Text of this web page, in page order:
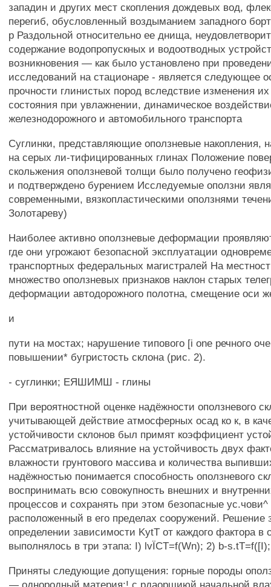
западин и других мест скопления дождевых вод,
перегиб, обусловленный воздыманием западного
р Раздольной относительно ее днища,
содержание водопропускных и водоотводных
возникновения — как было установлено при
исследований на стационаре - является следующее
прочности глинистых пород вследствие изменения
состояния при увлажнении, динамическое
железнодорожного и автомобильного транспорта
Суглинки, представляющие оползневые накопления,
на серых ли-тифицированных глинах Положение
скольжения оползневой толщи было получено
и подтверждено бурением Исследуемые оползни
современными, вязкопластическими оползнями
Золотареву)
Наиболее активно оползневые деформации
где они угрожают безопасной эксплуатации
транспортных федеральных магистралей На
множество оползневых признаков наклон старых
деформации автодорожного полотна, смещение оси
и
пути на мостах; нарушение типового [i one речного
повышении* бугристость склона (рис. 2).
- суглинки; ЕЯШИМШ - глины
При вероятностной оценке надёжности оползневого
учитывающей действие атмосферных осад ко к, в
устойчивости склонов был примят коэффициент
Рассматривалось влияние на устойчивость двух
влажности грунтового массива и количества
надёжностью понимается способность оползневого
воспринимать всю совокупность внешних и
процессов и сохранять при этом безопасные
расположенный в его пределах сооружений. Решение
определении зависимости KytT от каждого фактора в
выполнялось в три этапа: I) lvÏCT=f(Wn); 2) b-
Приняты следующие допущения: горные породы
— однородный материя:! с рдаоршиюй начальной